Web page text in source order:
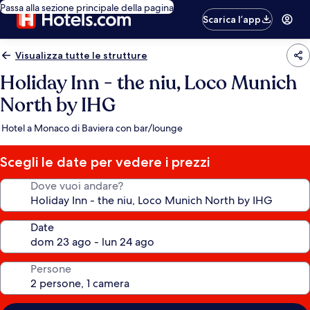
Passa alla sezione principale della pagina
Scarica l’app
Visualizza tutte le strutture
Holiday Inn - the niu, Loco Munich
North by IHG
Hotel a Monaco di Baviera con bar/lounge
Scegli le date per vedere i prezzi
Dove vuoi andare?
Date
Persone